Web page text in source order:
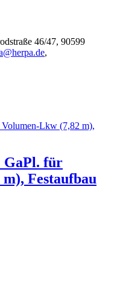
46/47, 90599
,
GaPl. für
Festaufbau